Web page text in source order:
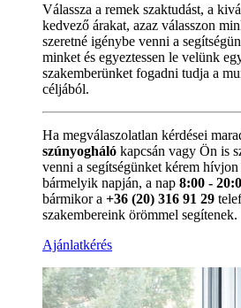
Válassza a remek szaktudást, a
kedvező árakat, azaz válasszon
szeretné igénybe venni a
minket és egyeztessen le velünk
szakemberünket fogadni tudja a
céljából.
Ha megválaszolatlan kérdései
szúnyogháló kapcsán vagy Ön is
venni a segítségünket kérem
bármelyik napján, a nap 8:00 -
bármikor a +36 (20) 316 91 29
szakembereink örömmel segítenek.
Ajánlatkérés